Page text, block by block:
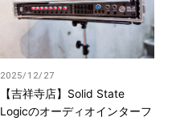
2025/12/27
【吉祥寺店】Solid State
Logicのオーディオインターフ